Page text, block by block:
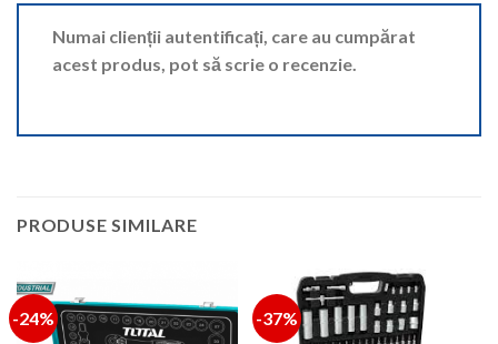
Numai clienții autentificați, care au cumpărat
acest produs, pot să scrie o recenzie.
PRODUSE SIMILARE
-24% -37%